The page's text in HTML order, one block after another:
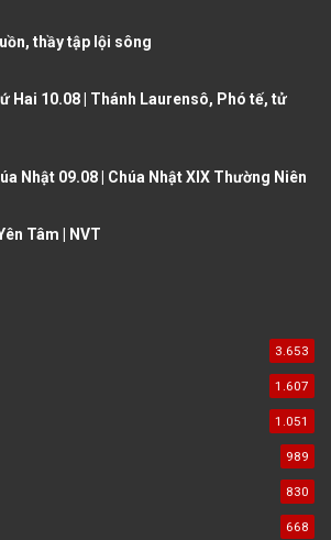
p
g
thầy tập lội sông
Hai 10.08 | Thánh Laurensô, Phó tế, tử
Nhật 09.08 | Chúa Nhật XIX Thường Niên
Tâm | NVT
3.653
1.607
1.051
989
830
668